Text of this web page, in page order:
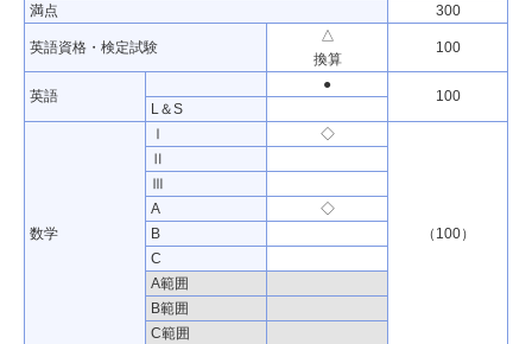
満点 300
英語資格・検定試験
△
換算
100
英語
●
100
L＆S
数学
Ⅰ ◇
（100）
Ⅱ
Ⅲ
A
◇
B
C
A範囲
B範囲
C範囲